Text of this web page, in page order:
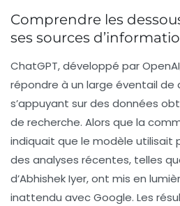
Comprendre les
ses sources
ChatGPT, développé par
répondre à un large éventail de
s’appuyant sur des données
de recherche. Alors que la
indiquait que le modèle utilisait
des analyses récentes, telles
d’Abhishek Iyer, ont mis en
inattendu avec Google. Les